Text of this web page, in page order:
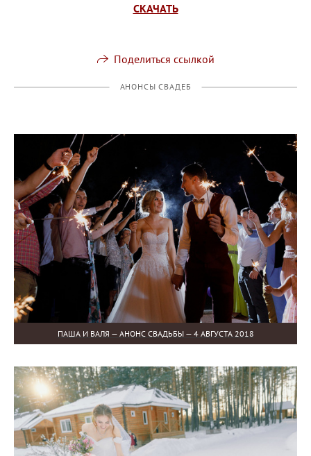
СКАЧАТЬ
Поделиться ссылкой
АНОНСЫ СВАДЕБ
ПАША И ВАЛЯ — АНОНС СВАДЬБЫ — 4 АВГУСТА 2018